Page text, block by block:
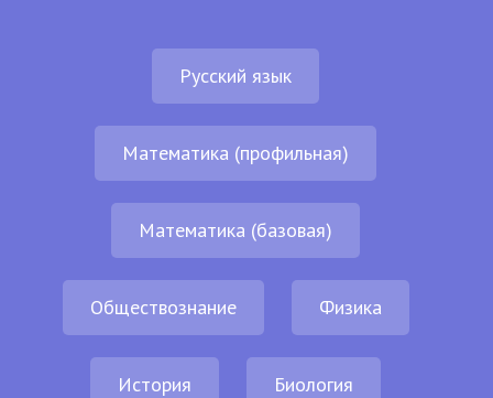
Русский язык
Математика (профильная)
Математика (базовая)
Обществознание Физика
История Биология